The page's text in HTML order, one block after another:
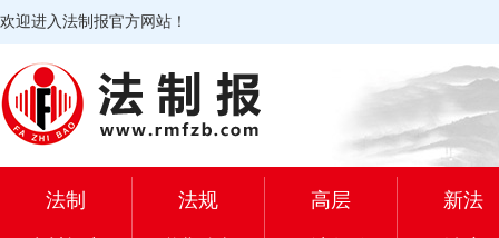
欢迎进入法制报官方网站！
法制 法规 高层 新法